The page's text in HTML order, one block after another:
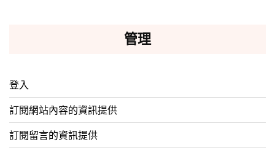
管理
登入
訂閱網站內容的資訊提供
訂閱留言的資訊提供